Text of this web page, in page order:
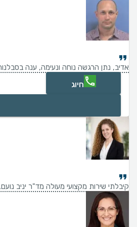
אדיב, נתן הרגשה נוחה ונעימה, ענה
חיוג
קיבלתי שירות מקצועי מעולה מד"ר יניב